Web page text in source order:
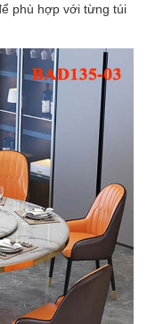
phù hợp với từng túi